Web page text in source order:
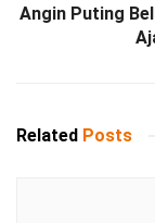
Angin Puting
Related Posts